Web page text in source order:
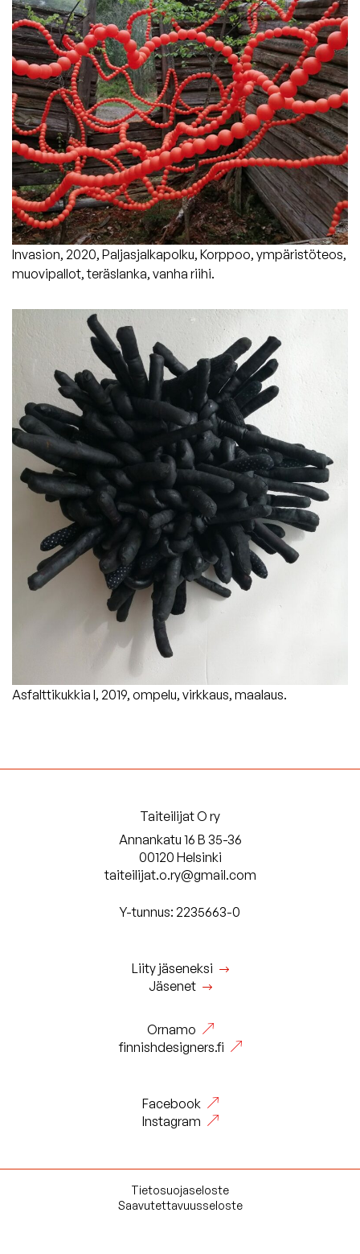
välilehteen.)
Invasion, 2020, Paljasjalkapolku, Korppoo, ympäristöteos,
muovipallot, teräslanka, vanha riihi.
Asfalttikukkia I, 2019, ompelu, virkkaus, maalaus.
Taiteilijat O ry
Annankatu 16 B 35-36
00120 Helsinki
taiteilijat.o.ry@gmail.com
Y-tunnus: 2235663-0
Liity jäseneksi
Jäsenet
Ornamo
finnishdesigners.fi
Facebook
Instagram
Tietosuojaseloste
Saavutettavuusseloste